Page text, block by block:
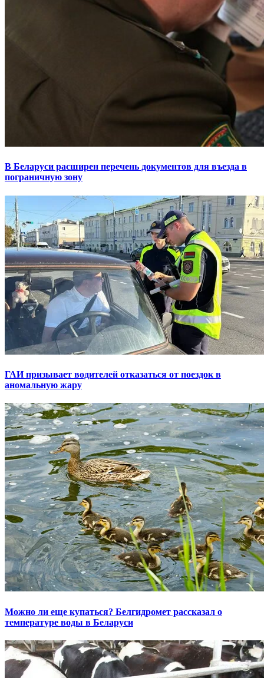
В Беларуси расширен перечень документов для въезда в
пограничную зону
ГАИ призывает водителей отказаться от поездок в
аномальную жару
Можно ли еще купаться? Белгидромет рассказал о
температуре воды в Беларуси